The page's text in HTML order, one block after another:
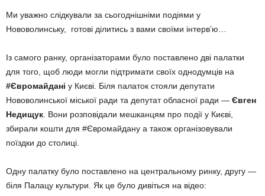
Ми уважно слідкували за сьогоднішніми подіями у
Нововолинську, готові ділитись з вами своїми інтерв’ю…
Із самого ранку, організаторами було поставлено дві палатки
для того, щоб люди могли підтримати своїх однодумців на
#Євромайдані у Києві. Біля палаток стояли депутати
Нововолинської міської ради та депутат обласної ради — Євген
Недищук . Вони розповідали мешканцям про події у Києві,
збирали кошти для #Євромайдану а також організовували
поїздки до столиці.
Одну палатку було поставлено на центральному ринку, другу —
біля Палацу культури. Як це було дивіться на відео: